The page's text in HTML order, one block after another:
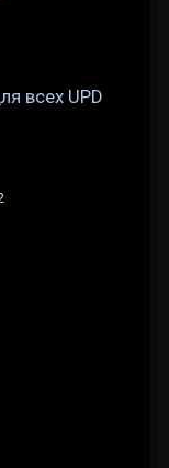
всех UPD